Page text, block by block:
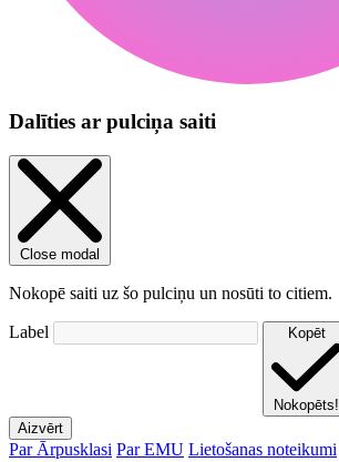
Dalīties ar pulciņa saiti
Close modal
Nokopē saiti uz šo pulciņu un nosūti to citiem.
Label Kopēt
Nokopēts!
Aizvērt
Par Ārpusklasi Par EMU Lietošanas noteikumi